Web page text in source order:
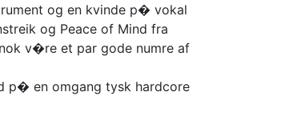
og en kvinde p� vokal
og Peace of Mind fra
v�re et par gode numre af
p� en omgang tysk hardcore